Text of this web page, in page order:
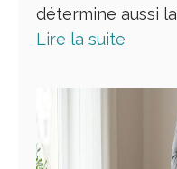
détermine aussi
Lire la suite